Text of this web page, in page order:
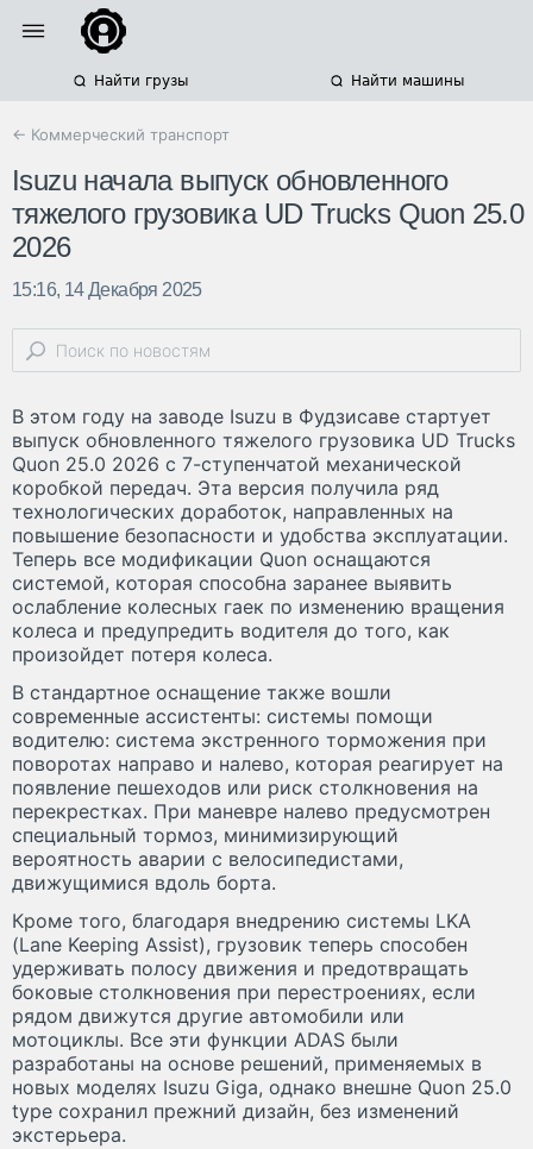
Найти грузы Найти машины
← Коммерческий транспорт
Isuzu начала выпуск обновленного
тяжелого грузовика UD Trucks Quon 25.0
2026
15:16, 14 Декабря 2025
В этом году на заводе Isuzu в Фудзисаве стартует
выпуск обновленного тяжелого грузовика UD Trucks
Quon 25.0 2026 с 7-ступенчатой механической
коробкой передач. Эта версия получила ряд
технологических доработок, направленных на
повышение безопасности и удобства эксплуатации.
Теперь все модификации Quon оснащаются
системой, которая способна заранее выявить
ослабление колесных гаек по изменению вращения
колеса и предупредить водителя до того, как
произойдет потеря колеса.
В стандартное оснащение также вошли
современные ассистенты: системы помощи
водителю: система экстренного торможения при
поворотах направо и налево, которая реагирует на
появление пешеходов или риск столкновения на
перекрестках. При маневре налево предусмотрен
специальный тормоз, минимизирующий
вероятность аварии с велосипедистами,
движущимися вдоль борта.
Кроме того, благодаря внедрению системы LKA
(Lane Keeping Assist), грузовик теперь способен
удерживать полосу движения и предотвращать
боковые столкновения при перестроениях, если
рядом движутся другие автомобили или
мотоциклы. Все эти функции ADAS были
разработаны на основе решений, применяемых в
новых моделях Isuzu Giga, однако внешне Quon 25.0
type сохранил прежний дизайн, без изменений
экстерьера.